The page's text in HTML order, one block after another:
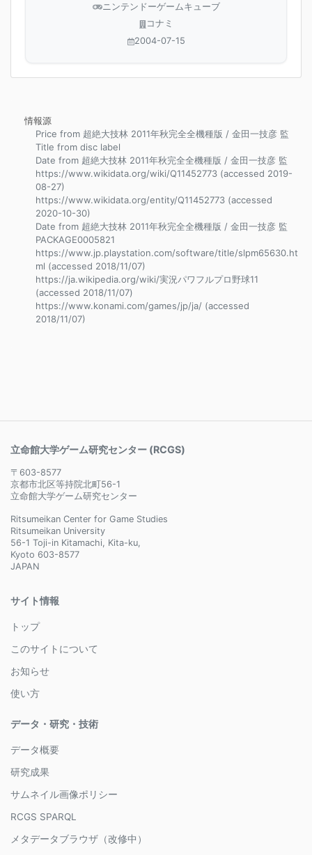
ニンテンドーゲームキューブ
コナミ
2004-07-15
情報源
Price from 超絶大技林 2011年秋完全全機種版 / 金田一技彦 監
Title from disc label
Date from 超絶大技林 2011年秋完全全機種版 / 金田一技彦 監
https://www.wikidata.org/wiki/Q11452773 (accessed 2019-
08-27)
https://www.wikidata.org/entity/Q11452773 (accessed
2020-10-30)
Date from 超絶大技林 2011年秋完全全機種版 / 金田一技彦 監
PACKAGE0005821
https://www.jp.playstation.com/software/title/slpm65630.ht
ml (accessed 2018/11/07)
https://ja.wikipedia.org/wiki/実況パワフルプロ野球11
(accessed 2018/11/07)
https://www.konami.com/games/jp/ja/ (accessed
2018/11/07)
立命館大学ゲーム研究センター (RCGS)
〒603-8577
京都市北区等持院北町56-1
立命館大学ゲーム研究センター
Ritsumeikan Center for Game Studies
Ritsumeikan University
56-1 Toji-in Kitamachi, Kita-ku,
Kyoto 603-8577
JAPAN
サイト情報
トップ
このサイトについて
お知らせ
使い方
データ・研究・技術
データ概要
研究成果
サムネイル画像ポリシー
RCGS SPARQL
メタデータブラウザ（改修中）